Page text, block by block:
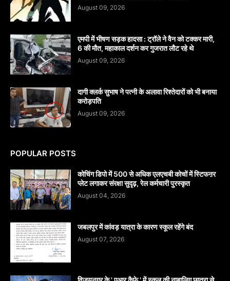
August 09, 2026
एमपी में भीषण सड़क हादसा : ट्रॉले ने वैन को टक्कर मारी,
6 की मौत, महाकाल दर्शन कर गुजरात लौट रहे थे
August 09, 2026
दागी क्लर्क सुभाष ने पत्नी के अलावा रिश्तेदारों को भी बनाया
करोड़पति
August 09, 2026
POPULAR POSTS
कोचिंग डिपो में 500 से अधिक एलएचबी कोचों में स्टिफऩर
प्लेट लगाकर संरक्षा सुदृढ़, रेल कर्मचारी पुरस्कृत
August 04, 2026
जबलपुर में कांवड़ यात्रा के कारण स्कूल रहेंगे बंद
August 07, 2026